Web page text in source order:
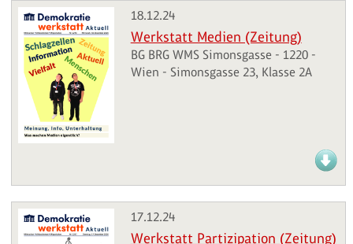
18.12.24
Werkstatt Medien (Zeitung)
BG BRG WMS Simonsgasse - 1220 -
Wien - Simonsgasse 23, Klasse 2A
17.12.24
Werkstatt Partizipation (Zeitung)